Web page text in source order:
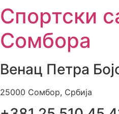
Skip
to
content
Спортски
Сомбора
Венац Петра
25000 Сомбор, Србија